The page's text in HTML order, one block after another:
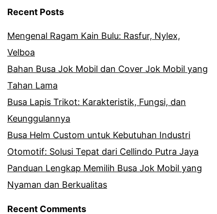
Recent Posts
Mengenal Ragam Kain Bulu: Rasfur, Nylex,
Velboa
Bahan Busa Jok Mobil dan Cover Jok Mobil yang
Tahan Lama
Busa Lapis Trikot: Karakteristik, Fungsi, dan
Keunggulannya
Busa Helm Custom untuk Kebutuhan Industri
Otomotif: Solusi Tepat dari Cellindo Putra Jaya
Panduan Lengkap Memilih Busa Jok Mobil yang
Nyaman dan Berkualitas
Recent Comments